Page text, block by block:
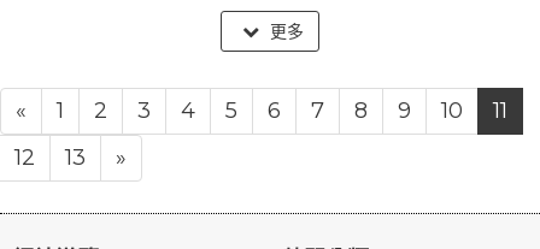
更多
« 1 2 3 4 5 6 7 8 9 10
11
12
13 »